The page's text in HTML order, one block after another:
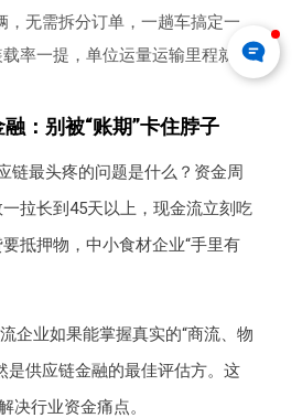
，无需拆分订单，一趟车搞定一
率一提，单位运量运输里程就能
：别被“账期”卡住脖子
链最头疼的问题是什么？资金周
拉长到45天以上，现金流立刻吃
抵押物，中小食材企业“手里有
企业如果能掌握真实的“商流、物
是供应链金融的最佳评估方。这
决行业资金痛点。